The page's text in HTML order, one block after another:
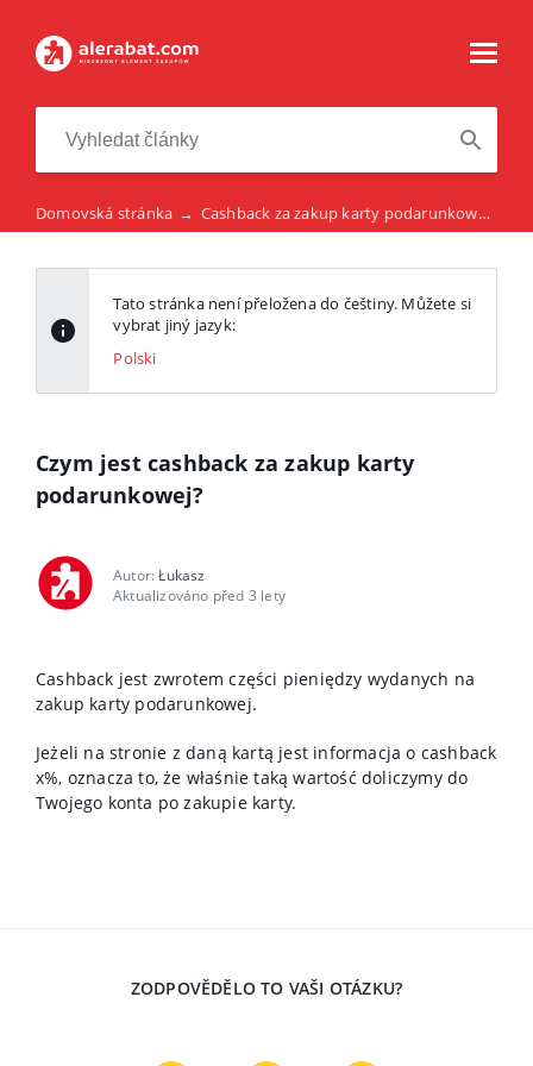
Domovská stránka → Cashback za zakup karty podarunkowej na alerabat.com
Tato stránka není přeložena do češtiny. Můžete si
vybrat jiný jazyk:
Polski
Czym jest cashback za zakup karty
podarunkowej?
Autor:Łukasz
Aktualizováno před 3 lety
Cashback jest zwrotem części pieniędzy wydanych na
zakup karty podarunkowej.
Jeżeli na stronie z daną kartą jest informacja o cashback
x%, oznacza to, że właśnie taką wartość doliczymy do
Twojego konta po zakupie karty.
ZODPOVĚDĚLO TO VAŠI OTÁZKU?